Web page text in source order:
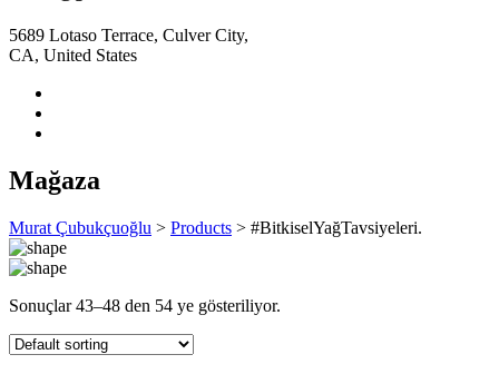
5689 Lotaso Terrace, Culver City,
CA, United States
Mağaza
Murat Çubukçuoğlu > Products > #BitkiselYağTavsiyeleri.
Sonuçlar43–48 den 54 ye gösteriliyor.